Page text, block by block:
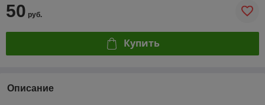
50 руб.
Купить
Описание